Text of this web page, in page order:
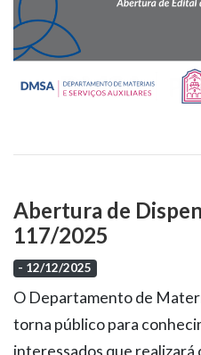
Abertura de
117/2025
- 12/12/2025
O Departamento de
torna público para
interessados que realizará